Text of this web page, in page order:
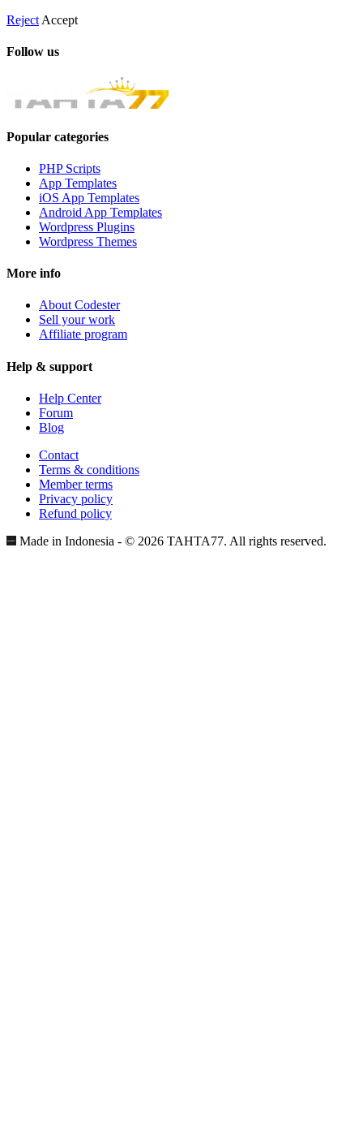
Reject Accept
Follow us
Popular categories
PHP Scripts
App Templates
iOS App Templates
Android App Templates
Wordpress Plugins
Wordpress Themes
More info
About Codester
Sell your work
Affiliate program
Help & support
Help Center
Forum
Blog
Contact
Terms & conditions
Member terms
Privacy policy
Refund policy
Made in Indonesia - © 2026 TAHTA77. All rights reserved.